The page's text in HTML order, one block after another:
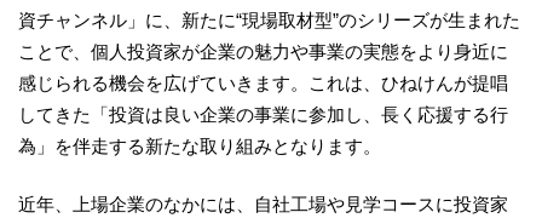
資チャンネル」に、新たに“現場取材型”のシリーズが生まれた
ことで、個人投資家が企業の魅力や事業の実態をより身近に
感じられる機会を広げていきます。これは、ひねけんが提唱
してきた「投資は良い企業の事業に参加し、長く応援する行
為」を伴走する新たな取り組みとなります。
近年、上場企業のなかには、自社工場や見学コースに投資家